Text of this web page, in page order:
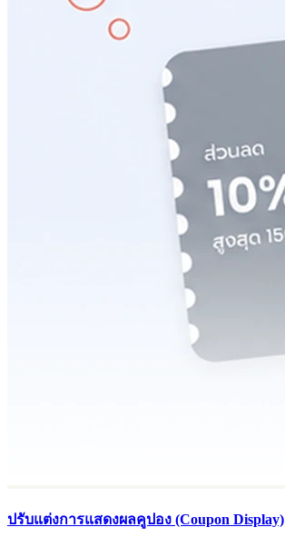
ปรับแต่งการแสดงผลคูปอง (Coupon Display)